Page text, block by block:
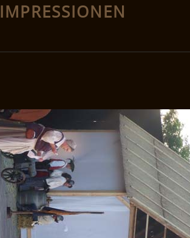
IMPRESSIONEN